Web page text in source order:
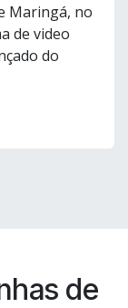
Maringá, no
de video
do
de